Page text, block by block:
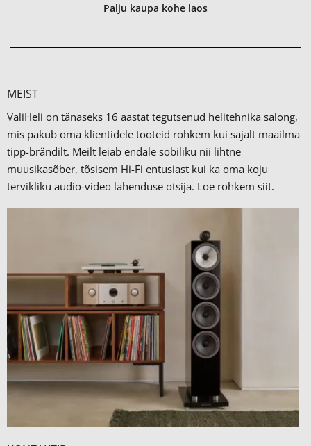
Palju kaupa kohe laos
MEIST
ValiHeli on tänaseks 16 aastat tegutsenud helitehnika salong,
mis pakub oma klientidele tooteid rohkem kui sajalt maailma
tipp-brändilt. Meilt leiab endale sobiliku nii lihtne
muusikasõber, tõsisem Hi-Fi entusiast kui ka oma koju
tervikliku audio-video lahenduse otsija. Loe rohkem siit.